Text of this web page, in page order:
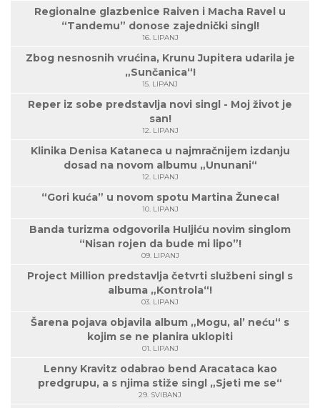
Regionalne glazbenice Raiven i Macha Ravel u
“Tandemu” donose zajednički singl!
16. LIPANJ
Zbog nesnosnih vrućina, Krunu Jupitera udarila je
„Sunčanica“!
15. LIPANJ
Reper iz sobe predstavlja novi singl - Moj život je
san!
12. LIPANJ
Klinika Denisa Kataneca u najmračnijem izdanju
dosad na novom albumu „Ununani“
12. LIPANJ
“Gori kuća” u novom spotu Martina Žuneca!
10. LIPANJ
Banda turizma odgovorila Huljiću novim singlom
“Nisan rojen da bude mi lipo”!
09. LIPANJ
Project Million predstavlja četvrti službeni singl s
albuma „Kontrola“!
03. LIPANJ
Šarena pojava objavila album „Mogu, al’ neću“ s
kojim se ne planira uklopiti
01. LIPANJ
Lenny Kravitz odabrao bend Aracataca kao
predgrupu, a s njima stiže singl „Sjeti me se“
29. SVIBANJ